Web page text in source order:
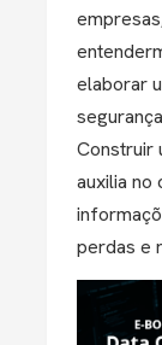
elaborar
Construir
auxilia no
perdas e